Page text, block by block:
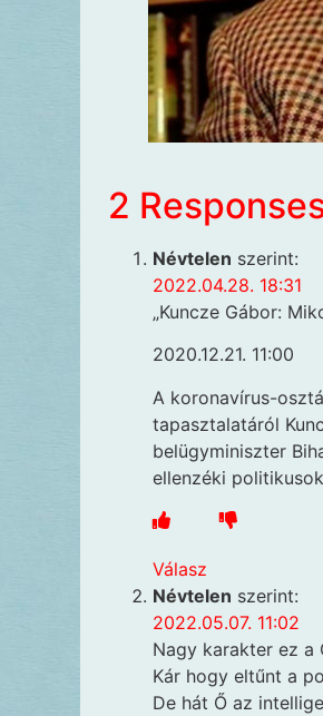
2
Névtelen szerint:
2022.04.28. 18:31
„Kuncze Gábor:
2020.12.21. 11:00
A koronavírus-
tapasztalatáról
belügyminiszter
ellenzéki
Válasz
Névtelen szerint:
2022.05.07. 11:02
Nagy karakter ez a
Kár hogy eltűnt a
De hát Ő az